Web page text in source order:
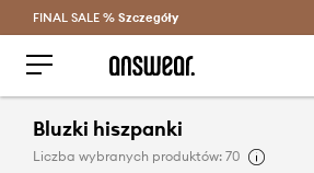
Oszczędzaj z Answear Club >
FINAL SALE % Szczegóły
Bluzki hiszpanki
Liczba wybranych produktów: 70